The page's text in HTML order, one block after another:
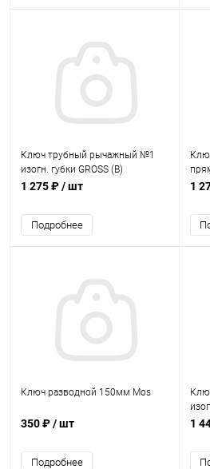
Ключ трубный рычажный №1
изогн. губки GROSS (B)
1 275 ₽/ шт
Подробнее
1
Ключ разводной 150мм Mos
350 ₽/ шт
Подробнее
1